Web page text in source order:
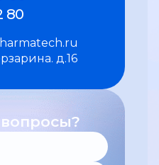
80
д.16